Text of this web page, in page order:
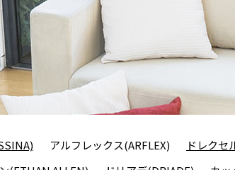
アルフレックス(ARFLEX)
ドレクセ